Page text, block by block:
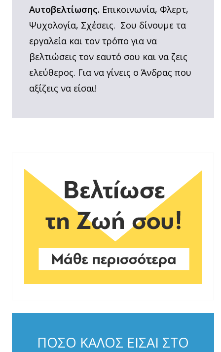
Αυτοβελτίωσης. Επικοινωνία, Φλερτ,
Ψυχολογία, Σχέσεις. Σου δίνουμε τα
εργαλεία και τον τρόπο για να
βελτιώσεις τον εαυτό σου και να ζεις
ελεύθερος. Για να γίνεις ο Άνδρας που
αξίζεις να είσαι!
ΠΟΣΟ ΚΑΛΟΣ ΕΙΣΑΙ ΣΤΟ